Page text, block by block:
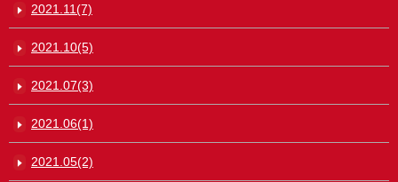
2021.11(7)
2021.10(5)
2021.07(3)
2021.06(1)
2021.05(2)